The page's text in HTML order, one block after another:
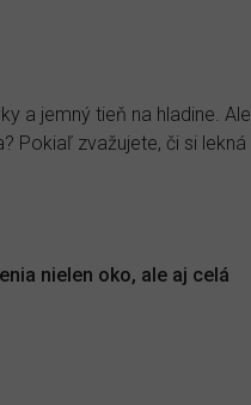
a jemný tieň na hladine. Ale
Pokiaľ zvažujete, či si lekná
nielen oko, ale aj celá